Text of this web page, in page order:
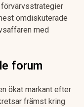
omdiskuterade
med
forum
ökat markant efter
främst kring